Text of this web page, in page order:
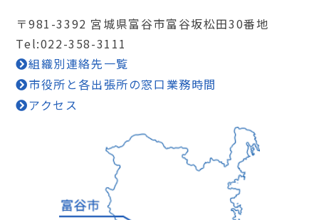
〒981-3392 宮城県富谷市富谷坂松田30番地
Tel:022-358-3111
組織別連絡先一覧
市役所と各出張所の窓口業務時間
アクセス